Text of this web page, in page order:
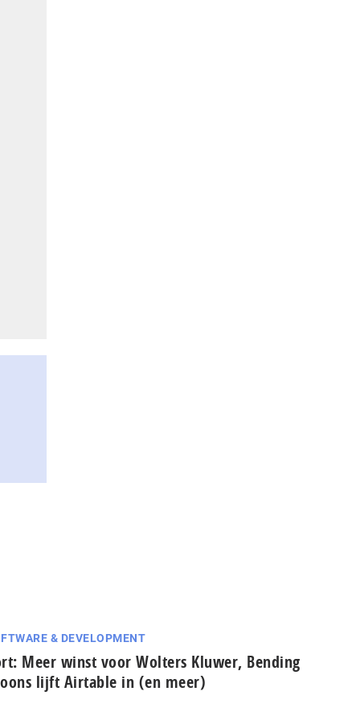
& DEVELOPMENT
Meer winst voor Wolters Kluwer, Bending
lijft Airtable in (en meer)